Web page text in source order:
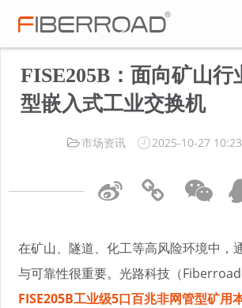
FISE205B：面向矿山行
型嵌入式工业交换机
市场资讯 2025-10-27 10:23
在矿山、隧道、化工等高风险环境中，
与可靠性很重要。光路科技（
FISE205B工业级5口百兆非网管型矿用